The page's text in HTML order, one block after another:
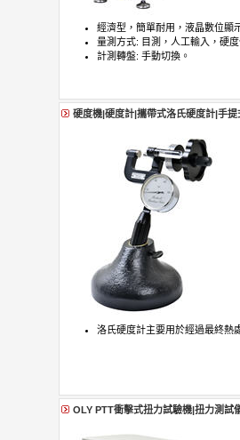
經濟型，簡單耐用，液晶數位顯
量測方式: 目測，人工輸入，硬
計測轉盤: 手動切換。
硬度機|硬度計|攜帶式洛氏硬度計|手提
洛氏硬度計主要用於經過最終熱
OLY PTT衝擊式扭力試驗機|扭力測試